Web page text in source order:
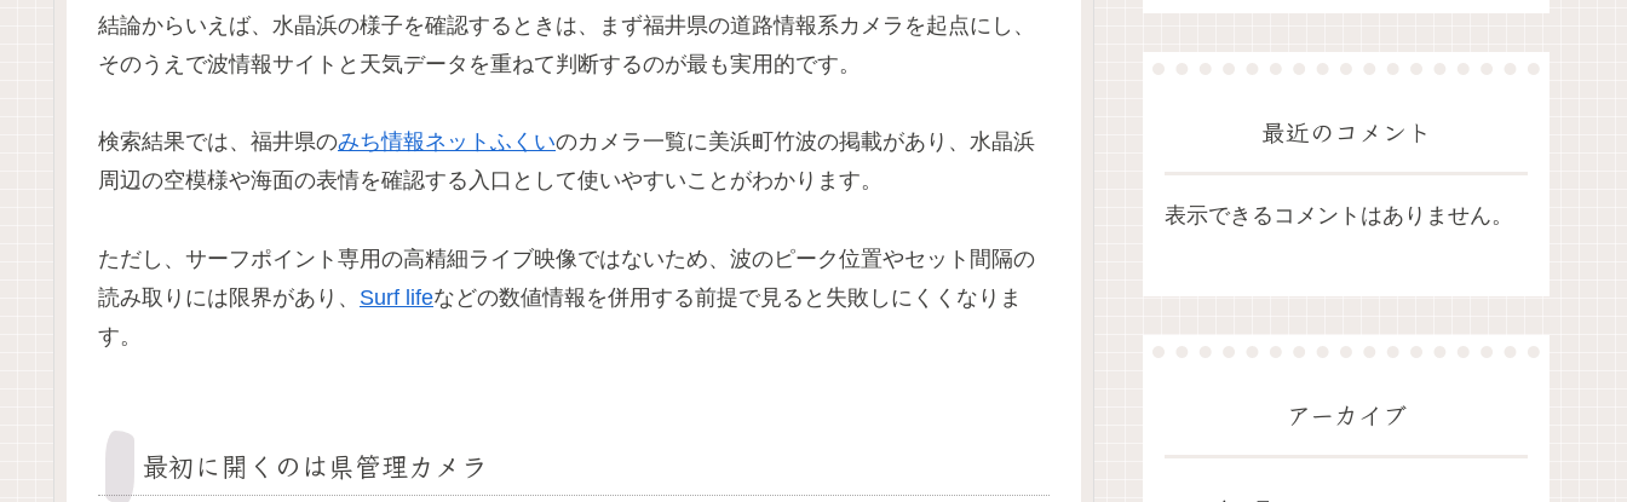
結論からいえば、水晶浜の様子を確認するときは、まず福井県の道路情報系カメラを起点にし、
そのうえで波情報サイトと天気データを重ねて判断するのが最も実用的です。
検索結果では、福井県のみち情報ネットふくいのカメラ一覧に美浜町竹波の掲載があり、水晶浜
周辺の空模様や海面の表情を確認する入口として使いやすいことがわかります。
ただし、サーフポイント専用の高精細ライブ映像ではないため、波のピーク位置やセット間隔の
読み取りには限界があり、 Surf lifeなどの数値情報を併用する前提で見ると失敗しにくくなりま
す。
最初に開くのは県管理カメラ
最近のコメント
表示できるコメントはありません。
アーカイブ